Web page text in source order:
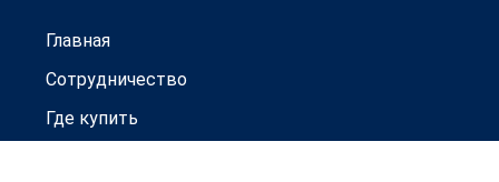
Главная
Сотрудничество
Где купить